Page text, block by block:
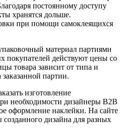
постоянному доступу
хранятся дольше.
при помощи самоклеящихся
материал партиями
покупателей действуют цены со
товара зависит от типа и
партии.
изготовление
необходимости дизайнеры B2B
оформление наклейки. На сайте
дизайна для разных